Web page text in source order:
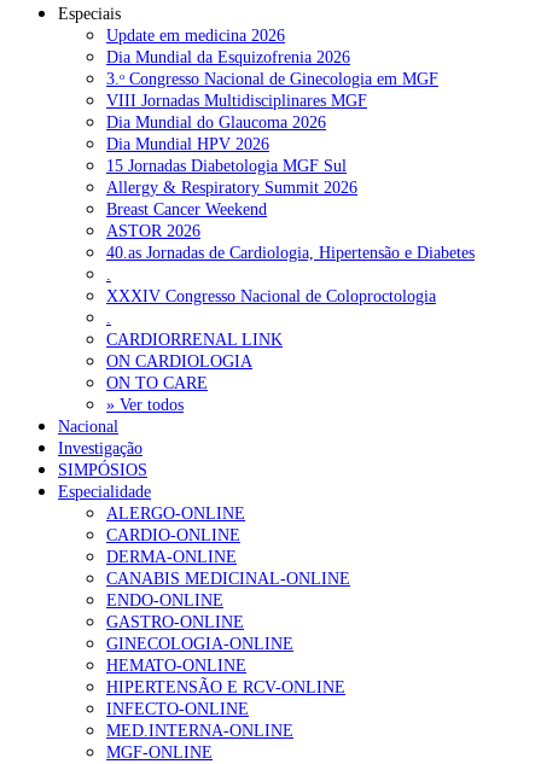
Especiais
Update em medicina 2026
Dia Mundial da Esquizofrenia 2026
3.ᵒ Congresso Nacional de Ginecologia em MGF
VIII Jornadas Multidisciplinares MGF
Dia Mundial do Glaucoma 2026
Dia Mundial HPV 2026
15 Jornadas Diabetologia MGF Sul
Allergy & Respiratory Summit 2026
Breast Cancer Weekend
ASTOR 2026
40.as Jornadas de Cardiologia, Hipertensão e Diabetes
.
XXXIV Congresso Nacional de Coloproctologia
.
CARDIORRENAL LINK
ON CARDIOLOGIA
ON TO CARE
» Ver todos
Nacional
Investigação
SIMPÓSIOS
Especialidade
ALERGO-ONLINE
CARDIO-ONLINE
DERMA-ONLINE
CANABIS MEDICINAL-ONLINE
ENDO-ONLINE
GASTRO-ONLINE
GINECOLOGIA-ONLINE
HEMATO-ONLINE
HIPERTENSÃO E RCV-ONLINE
INFECTO-ONLINE
MED.INTERNA-ONLINE
MGF-ONLINE